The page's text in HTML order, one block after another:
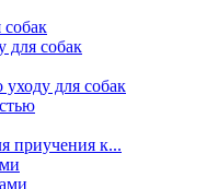
собак
для собак
уходу для собак
приучения к...